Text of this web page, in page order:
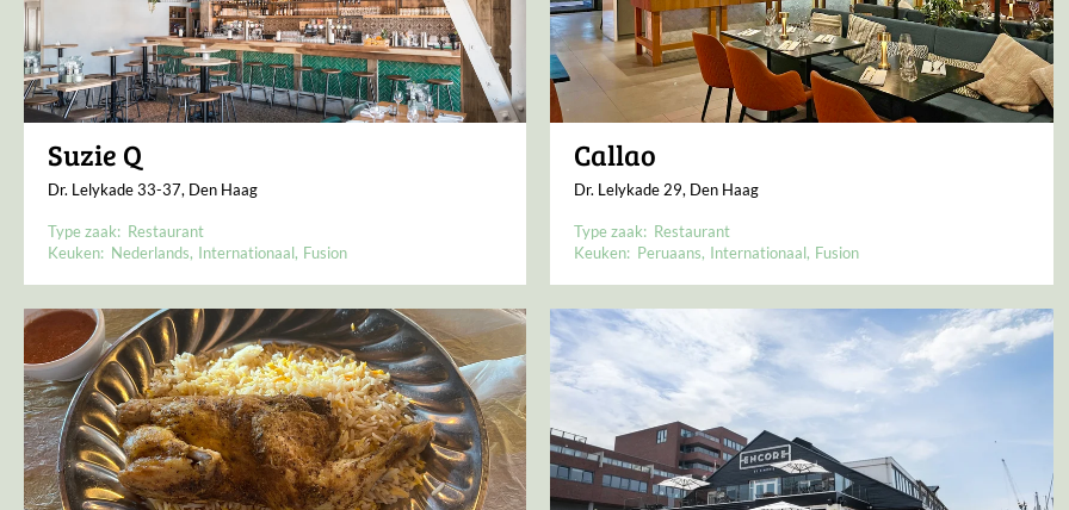
Suzie Q
Dr. Lelykade 33-37, Den Haag
Type zaak: Restaurant
Keuken: Nederlands Internationaal Fusion
Callao
Dr. Lelykade 29, Den Haag
Type zaak: Restaurant
Keuken: Peruaans Internationaal Fusion